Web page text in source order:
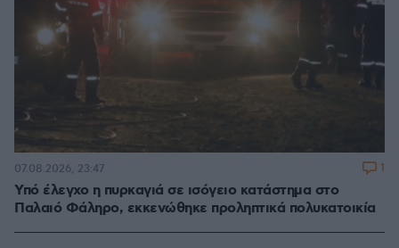
Υπό έλεγχο η πυρκαγιά σε ισόγειο κατάστημα στο
Παλαιό Φάληρο, εκκενώθηκε προληπτικά πολυκατοικία
07.08.2026, 23:47 1